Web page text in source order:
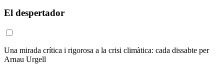
El despertador
Una mirada crítica i rigorosa a la crisi climàtica: cada dissabte per
Arnau Urgell